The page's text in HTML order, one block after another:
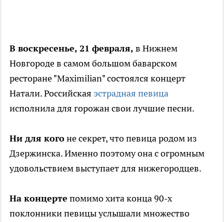
В воскресенье, 21 февраля, в Нижнем
Новгороде в самом большом баварском
ресторане "Maximilian" состоялся концерт
Натали. Российская эстрадная певица
исполнила для горожан свои лучшие песни.
Ни для когоне секрет, что певица родом из
Дзержинска. Именно поэтому она с огромным
удовольствием выступает для нижегородцев.
На концерте помимо хита конца 90-х
поклонники певицы услышали множество